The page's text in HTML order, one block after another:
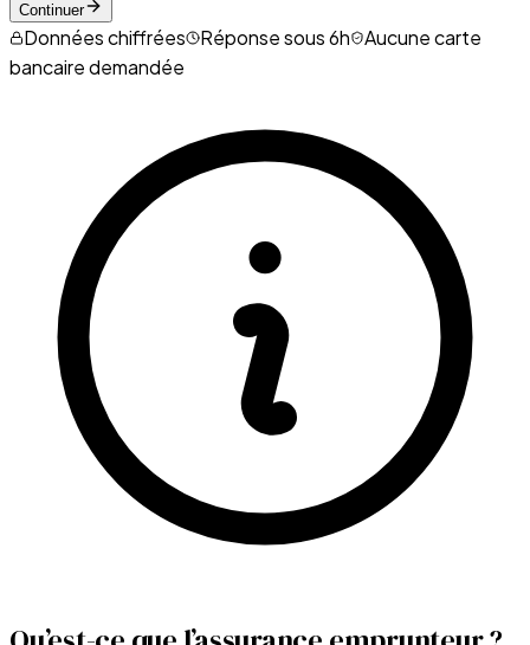
Continuer
Données chiffrées Réponse sous 6h
Aucune carte
bancaire demandée